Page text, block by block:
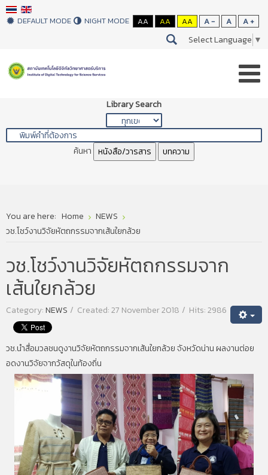
DEFAULT MODE NIGHT MODE AA AA AA A - A A +
Select Language ▼
Library Search
ค้นหา หนังสือ/วารสาร บทความ
You are here: Home
NEWS
วช.โชว์งานวิจัยหัตถกรรมจากเส้นใยกล้วย
วช.โชว์งานวิจัยหัตถกรรมจาก
เส้นใยกล้วย
Category:NEWS Created: 27 November 2018 Hits: 2986
วช.นำสื่อมวลชนดูงานวิจัยหัตถกรรมจากเส้นใยกล้วย จังหวัดน่าน ผลงานต่อย
อดงานวิจัยจากวัสดุในท้องถิ่น